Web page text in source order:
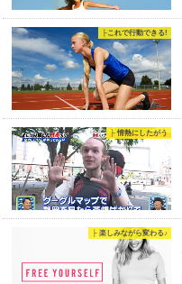
├これで行動できる!
├ 情熱にしたがう
├ 楽しみながら変わる♪